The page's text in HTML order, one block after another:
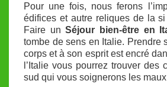
Pour une fois, nous ferons
édifices et autre reliques de la
Faire unSéjour bien-être en
tombe de sens en Italie. Prendre
corps et à son esprit est encré
l’Italie vous pourrez trouver des
sud qui vous soignerons les